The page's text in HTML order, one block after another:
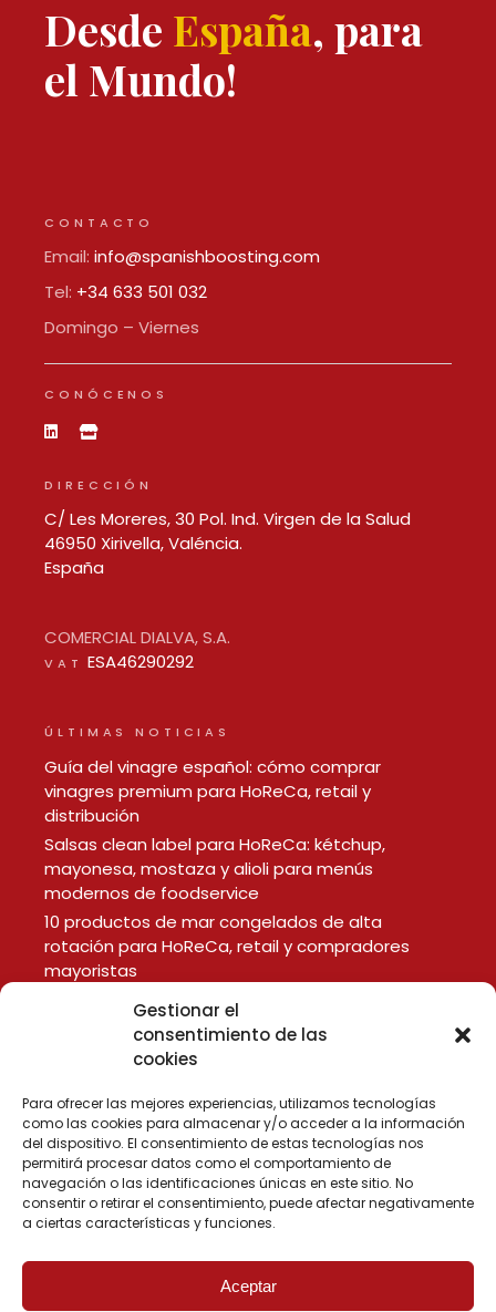
Gestionar el
consentimiento de las
cookies
Para ofrecer las mejores experiencias, utilizamos tecnologías
como las cookies para almacenar y/o acceder a la información
del dispositivo. El consentimiento de estas tecnologías nos
permitirá procesar datos como el comportamiento de
navegación o las identificaciones únicas en este sitio. No
consentir o retirar el consentimiento, puede afectar negativamente
a ciertas características y funciones.
Aceptar
Desde España, para
el Mundo!
CONTACTO
Email:info@spanishboosting.com
Tel: +34 633 501 032
Domingo – Viernes
CONÓCENOS
DIRECCIÓN
C/ Les Moreres, 30 Pol. Ind. Virgen de la Salud
46950 Xirivella, Valéncia.
España
COMERCIAL DIALVA, S.A.
VAT ESA46290292
ÚLTIMAS NOTICIAS
Guía del vinagre español: cómo comprar
vinagres premium para HoReCa, retail y
distribución
Salsas clean label para HoReCa: kétchup,
mayonesa, mostaza y alioli para menús
modernos de foodservice
10 productos de mar congelados de alta
rotación para HoReCa, retail y compradores
mayoristas
Aviso Legal
Política de Privacidad
Política de Cookies